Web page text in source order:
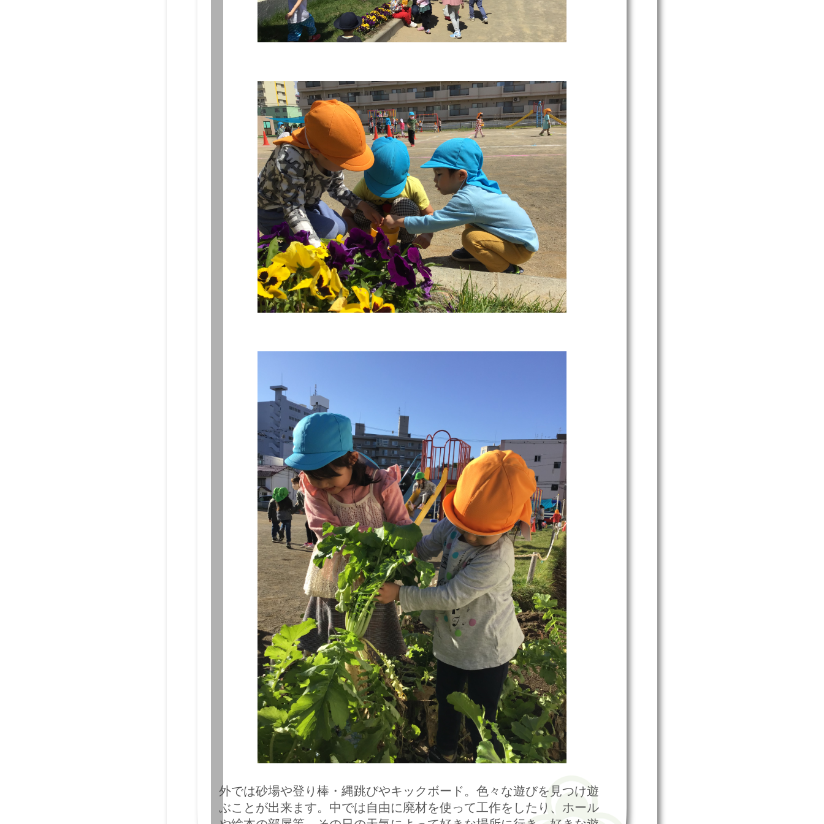
外では砂場や登り棒・縄跳びやキックボード。色々な遊びを見つけ遊
ぶことが出来ます。中では自由に廃材を使って工作をしたり、ホール